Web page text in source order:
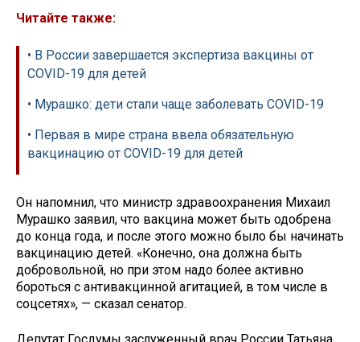
Читайте также:
• В России завершается экспертиза вакцины от
COVID-19 для детей
• Мурашко: дети стали чаще заболевать COVID-19
• Первая в мире страна ввела обязательную
вакцинацию от COVID-19 для детей
Он напомнил, что министр здравоохранения Михаил
Мурашко заявил, что вакцина может быть одобрена
до конца года, и после этого можно было бы начинать
вакцинацию детей. «Конечно, она должна быть
добровольной, но при этом надо более активно
бороться с антивакцинной агитацией, в том числе в
соцсетях», — сказал сенатор.